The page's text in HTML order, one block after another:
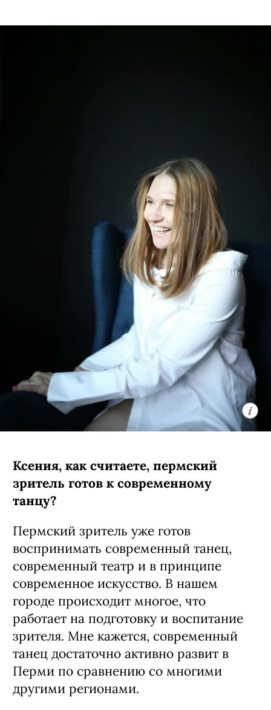
Ксения, как считаете, пермский
зритель готов к современному
танцу?
Пермский зритель уже готов
воспринимать современный танец,
современный театр и в принципе
современное искусство. В нашем
городе происходит многое, что
работает на подготовку и воспитание
зрителя. Мне кажется, современный
танец достаточно активно развит в
Перми по сравнению со многими
другими регионами.